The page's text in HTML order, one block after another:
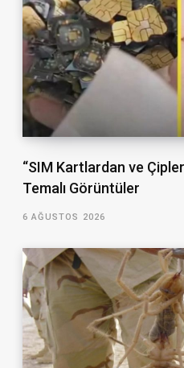
“SIM Kartlardan ve
Temalı Görüntüler
6 AĞUSTOS 2026